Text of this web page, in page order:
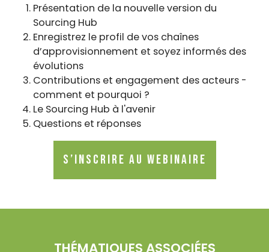
Présentation de la nouvelle version du
Sourcing Hub
Enregistrez le profil de vos chaînes
d’approvisionnement et soyez informés des
évolutions
Contributions et engagement des acteurs -
comment et pourquoi ?
Le Sourcing Hub à l'avenir
Questions et réponses
S’inscrire au webinaire
THÉMATIQUES ASSOCIÉES